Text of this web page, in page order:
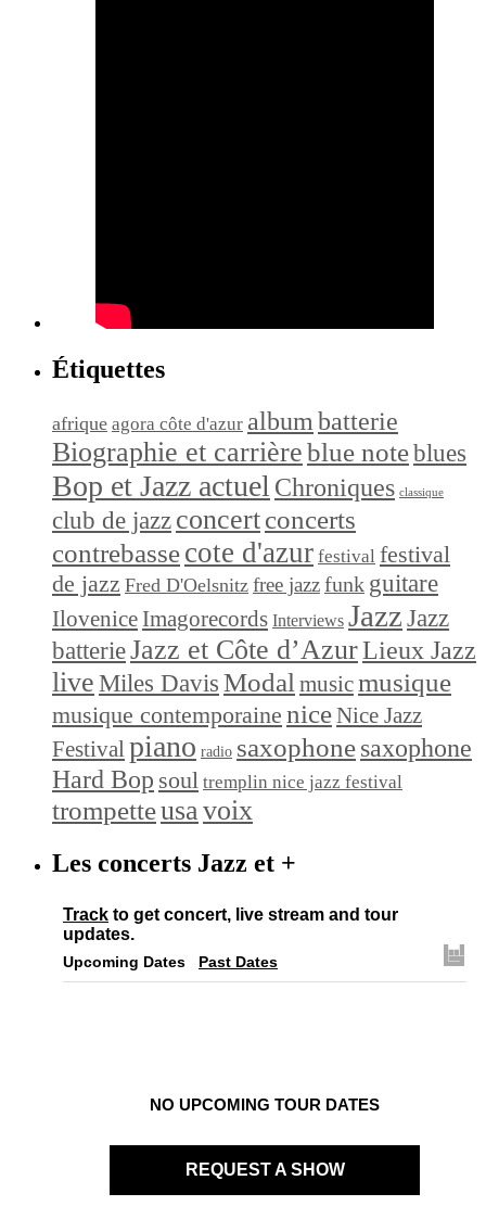
Étiquettes
afrique agora côte d'azur album batterie
Biographie et carrièreblue noteblues
Bop et Jazz actuel Chroniques classique
club de jazz concertconcerts
contrebassecote d'azur festival festival
de jazz Fred D'Oelsnitz free jazzfunk guitare
Ilovenice Imagorecords Interviews Jazz Jazz
batterieJazz et Côte d’AzurLieux Jazz
live Miles Davis Modal musicmusique
musique contemporaine niceNice Jazz
Festivalpiano radio saxophonesaxophone
Hard Bop soul tremplin nice jazz festival
trompetteusavoix
Les concerts Jazz et +
Track to get concert, live stream and tour
updates.
Upcoming Dates Past Dates
NO UPCOMING TOUR DATES
REQUEST A SHOW